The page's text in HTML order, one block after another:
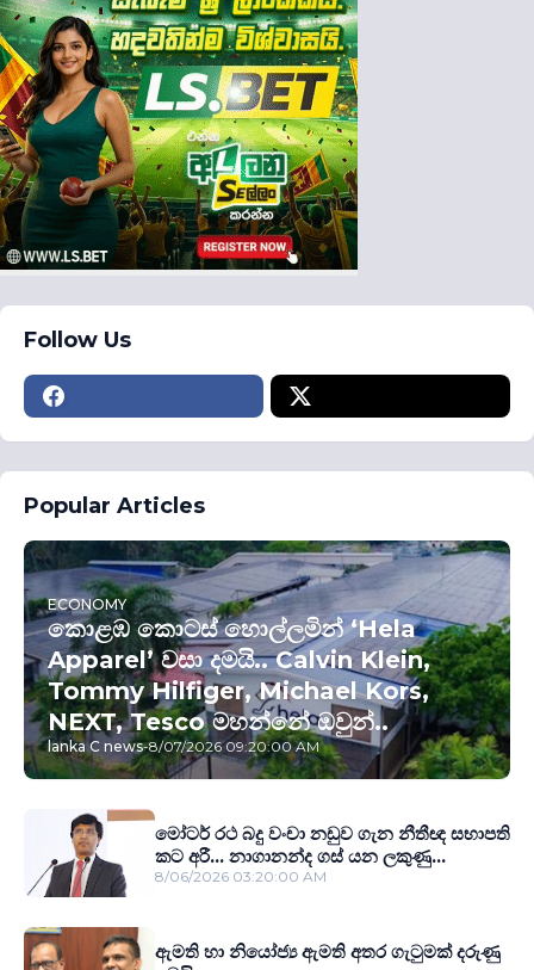
Follow Us
Popular Articles
ECONOMY
කොළඹ කොටස් හොල්ලමින් ‘Hela
Apparel’ වසා දමයි.. Calvin Klein,
Tommy Hilfiger, Michael Kors,
NEXT, Tesco මහන්නේ ඔවුන්..
lanka C news-8/07/2026 09:20:00 AM
මෝටර් රථ බදු වංචා නඩුව ගැන නීතීඥ සභාපති
කට අරී... නාගානන්ද ගස් යන ලකුණු...
8/06/2026 03:20:00 AM
ඇමති හා නියෝජ්‍ය ඇමති අතර ගැටුමක් දරුණු